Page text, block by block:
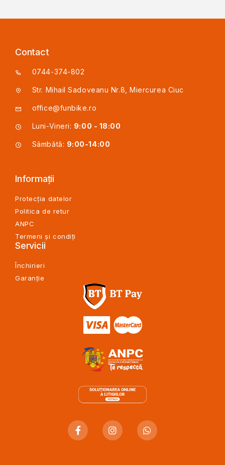
Contact
0744-374-802
Str. Mihail Sadoveanu Nr.8, Miercurea Ciuc
office@funbike.ro
Luni-Vineri: 9:00 - 18:00
Sâmbătă: 9:00-14:00
Informații
Protecția datelor
Politica de retur
ANPC
Termeni și condiți
Servicii
Închirieri
Garanție